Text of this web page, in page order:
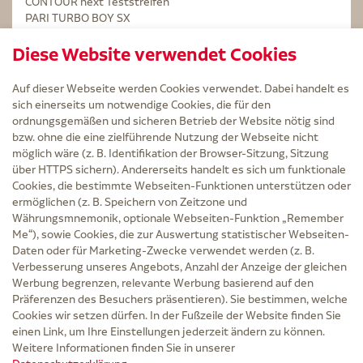
PARI TURBO BOY SX
Kintex Kinesiologie Tape blau
Service
Versand und Lieferzeit
Kontakt
FAQ
AGB
Cookie-Einstellungen
Datenschutz
Erklärung zur Barrierefreiheit
Widerruf
Impressum
Zu Risiken und Nebenwirkungen lesen Sie die Packungsbeilage und fragen Sie
Ihre Ärztin, Ihren Arzt oder in der Apotheke.
Diese Website verwendet Cookies
Auf dieser Webseite werden Cookies verwendet. Dabei handelt es
sich einerseits um notwendige Cookies, die für den
ordnungsgemäßen und sicheren Betrieb der Website nötig sind
bzw. ohne die eine zielführende Nutzung der Webseite nicht
möglich wäre (z. B. Identifikation der Browser-Sitzung, Sitzung
über HTTPS sichern). Andererseits handelt es sich um funktionale
Cookies, die bestimmte Webseiten-Funktionen unterstützen oder
ermöglichen (z. B. Speichern von Zeitzone und
Währungsmnemonik, optionale Webseiten-Funktion „Remember
Me“), sowie Cookies, die zur Auswertung statistischer Webseiten-
Daten oder für Marketing-Zwecke verwendet werden (z. B.
Verbesserung unseres Angebots, Anzahl der Anzeige der gleichen
Werbung begrenzen, relevante Werbung basierend auf den
Präferenzen des Besuchers präsentieren). Sie bestimmen, welche
Cookies wir setzen dürfen. In der Fußzeile der Website finden Sie
einen Link, um Ihre Einstellungen jederzeit ändern zu können.
Weitere Informationen finden Sie in unserer